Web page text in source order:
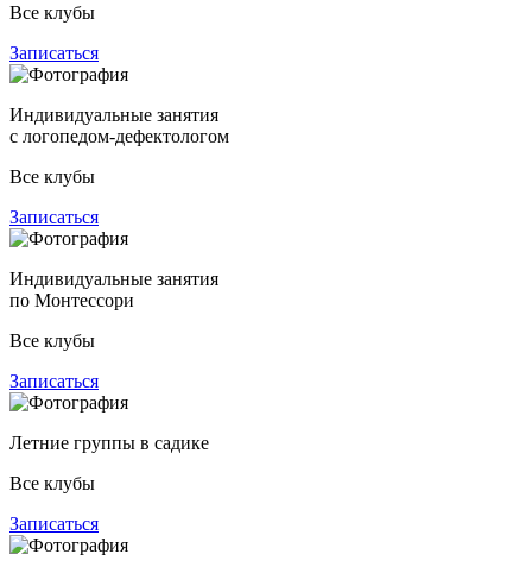
Все клубы
Записаться
Индивидуальные занятия
с логопедом-дефектологом
Все клубы
Записаться
Индивидуальные занятия
по Монтессори
Все клубы
Записаться
Летние группы в садике
Все клубы
Записаться